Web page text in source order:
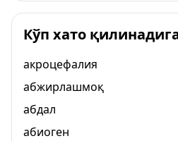
Кўп хато
акроцефалия
абжирлашмоқ
абдал
абиоген